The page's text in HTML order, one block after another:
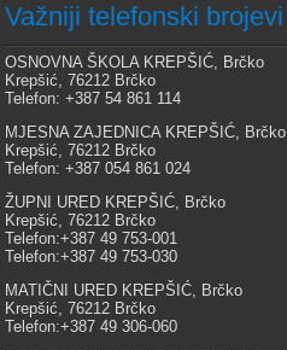
Važniji telefonski brojevi
OSNOVNA ŠKOLA KREPŠIĆ, Brčko
Krepšić, 76212 Brčko
Telefon: +387 54 861 114
MJESNA ZAJEDNICA KREPŠIĆ, Brčko
Krepšić, 76212 Brčko
Telefon: +387 054 861 024
ŽUPNI URED KREPŠIĆ, Brčko
Krepšić, 76212 Brčko
Telefon:+387 49 753-001
Telefon:+387 49 753-030
MATIČNI URED KREPŠIĆ, Brčko
Krepšić, 76212 Brčko
Telefon:+387 49 306-060